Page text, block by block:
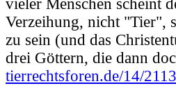
vieler Menschen scheint
Verzeihung, nicht "Tier",
zu sein (und das
drei Göttern, die dann
tierrechtsforen.de/14/